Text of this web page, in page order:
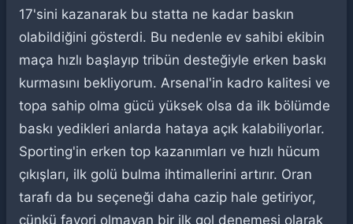
17'sini kazanarak bu statta ne kadar baskın
olabildiğini gösterdi. Bu nedenle ev sahibi ekibin
maça hızlı başlayıp tribün desteğiyle erken baskı
kurmasını bekliyorum. Arsenal'in kadro kalitesi ve
topa sahip olma gücü yüksek olsa da ilk bölümde
baskı yedikleri anlarda hataya açık kalabiliyorlar.
Sporting'in erken top kazanımları ve hızlı hücum
çıkışları, ilk golü bulma ihtimallerini artırır. Oran
tarafı da bu seçeneği daha cazip hale getiriyor,
çünkü favori olmayan bir ilk gol denemesi olarak